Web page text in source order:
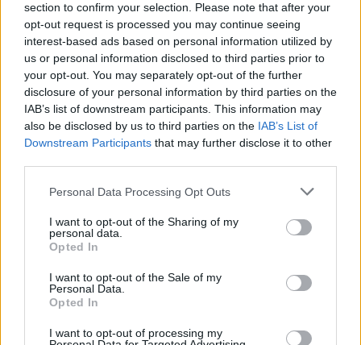
section to confirm your selection. Please note that after your
opt-out request is processed you may continue seeing
interest-based ads based on personal information utilized by
us or personal information disclosed to third parties prior to
your opt-out. You may separately opt-out of the further
disclosure of your personal information by third parties on the
IAB’s list of downstream participants. This information may
also be disclosed by us to third parties on the IAB’s List of
Downstream Participants that may further disclose it to other
Personal Data Processing Opt Outs
I want to opt-out of the Sharing of my
personal data.
Opted In
I want to opt-out of the Sale of my
Personal Data.
Opted In
I want to opt-out of processing my
1960Η Δημοκρατία του Κονγκό κερδίζει την
ανεξαρτησία της από τη Γαλλία.
1960Στη Βιρτζίνια των ΗΠΑ, αρχίζουν οι εγγραφές
των πρώτων μαύρων σε σχολεία λευκών.
1961Αρχίζει να χτίζεται το «Τείχος του Αίσχους»
Γερμανία σε ανατολική και δυτική.
Η Ολλανδία υπογράφει συμφωνία με την
της Νέας Γουινέας.
Οι Μπιτλς παίζουν μπροστά σε 60.000 θεατές